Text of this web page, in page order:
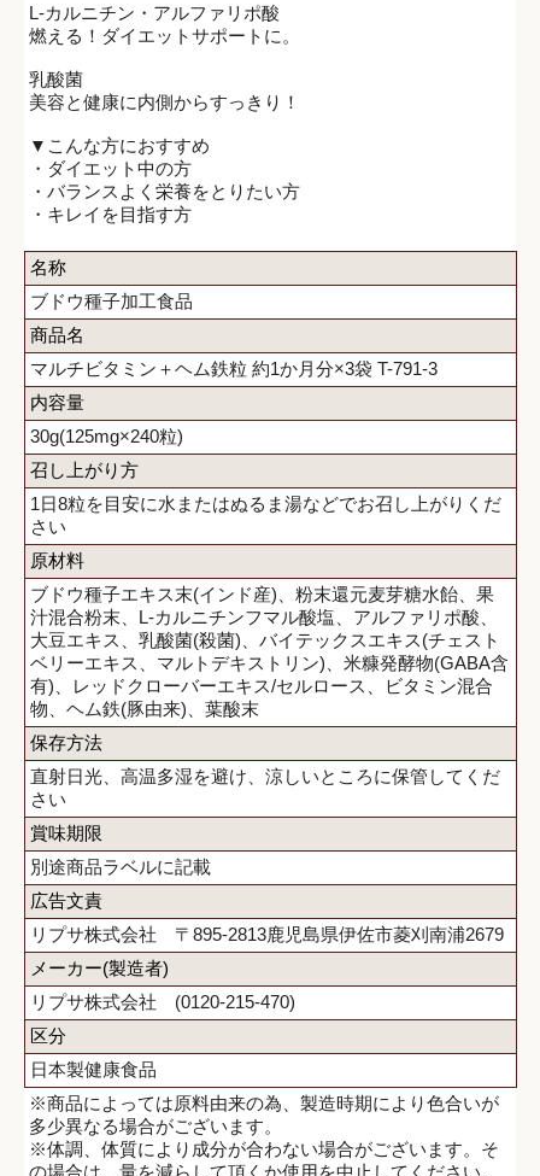
L-カルニチン・アルファリポ酸
燃える！ダイエットサポートに。
乳酸菌
美容と健康に内側からすっきり！
▼こんな方におすすめ
・ダイエット中の方
・バランスよく栄養をとりたい方
・キレイを目指す方
名称
ブドウ種子加工食品
商品名
マルチビタミン＋ヘム鉄粒 約1か月分×3袋 T-791-3
内容量
30g(125mg×240粒)
召し上がり方
1日8粒を目安に水またはぬるま湯などでお召し上がりくだ
さい
原材料
ブドウ種子エキス末(インド産)、粉末還元麦芽糖水飴、果
汁混合粉末、L-カルニチンフマル酸塩、アルファリポ酸、
大豆エキス、乳酸菌(殺菌)、バイテックスエキス(チェスト
ベリーエキス、マルトデキストリン)、米糠発酵物(GABA含
有)、レッドクローバーエキス/セルロース、ビタミン混合
物、ヘム鉄(豚由来)、葉酸末
保存方法
直射日光、高温多湿を避け、涼しいところに保管してくだ
さい
賞味期限
別途商品ラベルに記載
広告文責
リプサ株式会社 〒895-2813鹿児島県伊佐市菱刈南浦2679
メーカー(製造者)
リプサ株式会社 (0120-215-470)
区分
日本製健康食品
※商品によっては原料由来の為、製造時期により色合いが
多少異なる場合がございます。
※体調、体質により成分が合わない場合がございます。そ
の場合は、量を減らして頂くか使用を中止してください。